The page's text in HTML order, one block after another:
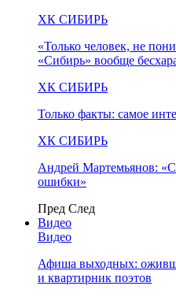
ХК СИБИРЬ
«Только человек, не
«Сибирь» вообще
ХК СИБИРЬ
Только факты: самое
ХК СИБИРЬ
Андрей Мартемьянов:
ошибки»
Пред След
Видео
Видео
Афиша выходных:
и квартирник поэтов